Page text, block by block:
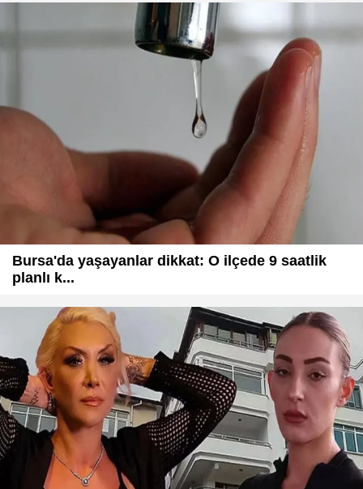
Bursa'da yaşayanlar dikkat: O ilçede 9 saatlik
planlı k...